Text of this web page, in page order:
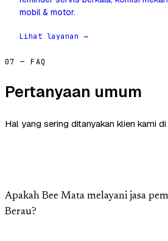
mobil & motor.
Lihat layanan →
07 — FAQ
Pertanyaan umum
Hal yang sering ditanyakan klien kami di
Apakah Bee Mata melayani jasa
Berau?